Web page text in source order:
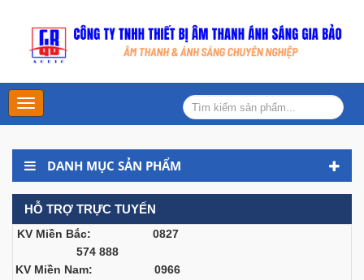
Main
Menu
DANH MỤC SẢN PHẨM
HỖ TRỢ TRỰC TUYẾN
KV Miền Bắc: 0827
574 888
KV Miền Nam: 0966